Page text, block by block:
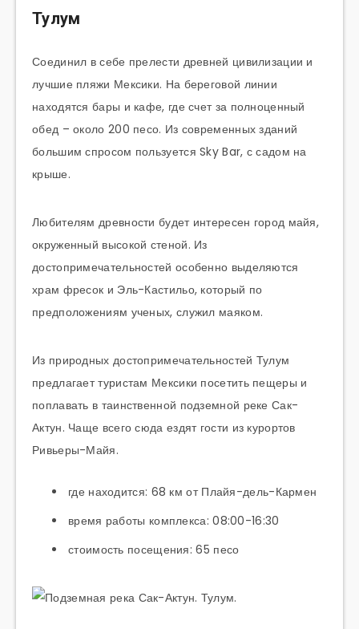
Тулум
Соединил в себе прелести древней цивилизации и
лучшие пляжи Мексики. На береговой линии
находятся бары и кафе, где счет за полноценный
обед – около 200 песо. Из современных зданий
большим спросом пользуется Sky Bar, с садом на
крыше.
Любителям древности будет интересен город майя,
окруженный высокой стеной. Из
достопримечательностей особенно выделяются
храм фресок и Эль-Кастильо, который по
предположениям ученых, служил маяком.
Из природных достопримечательностей Тулум
предлагает туристам Мексики посетить пещеры и
поплавать в таинственной подземной реке Сак-
Актун. Чаще всего сюда ездят гости из курортов
Ривьеры-Майя.
где находится: 68 км от Плайя-дель-Кармен
время работы комплекса: 08:00-16:30
стоимость посещения: 65 песо